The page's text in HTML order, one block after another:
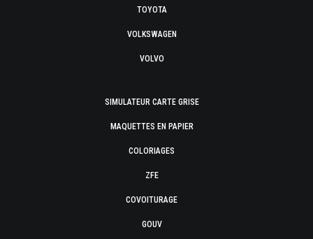
TOYOTA
VOLKSWAGEN
VOLVO
SIMULATEUR CARTE GRISE
MAQUETTES EN PAPIER
COLORIAGES
ZFE
COVOITURAGE
GOUV